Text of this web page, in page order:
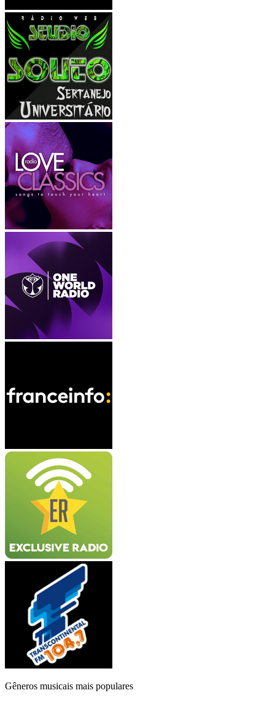
Gêneros musicais mais populares